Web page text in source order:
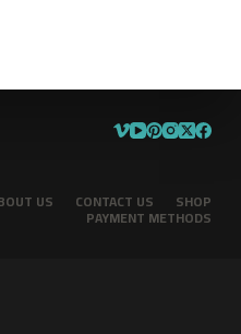
SHOP
CONTACT US
US
PAYMENT METHODS